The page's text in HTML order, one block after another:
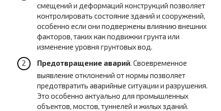
смещений и деформаций конструкций позволяет
контролировать состояние зданий и сооружений,
особенно если они подвержены влиянию внешних
факторов, таких как подвижки грунта или
изменение уровня грунтовых вод.
Предотвращение аварий. Своевременное
выявление отклонений от нормы позволяет
предотвратить аварийные ситуации и разрушения.
Это особенно актуально для промышленных
объектов, мостов, туннелей и жилых зданий.